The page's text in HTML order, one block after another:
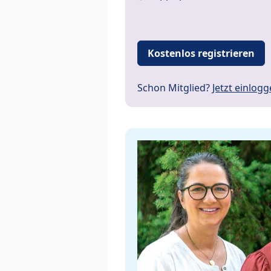
Kostenlos registrieren
Schon Mitglied? Jetzt